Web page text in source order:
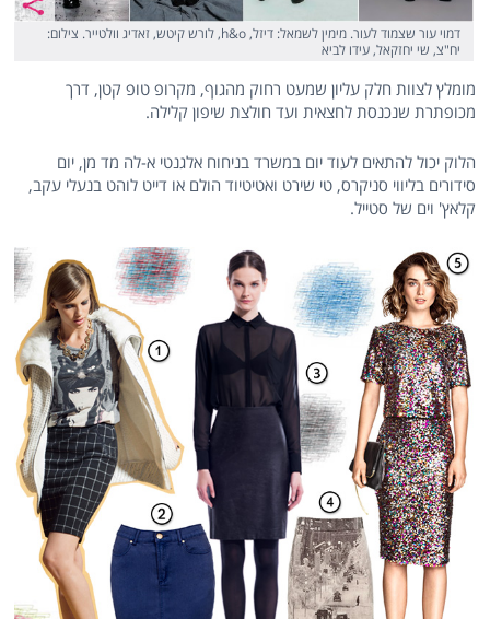
דמוי עור שצמוד לעור. מימין לשמאל: דיזל, h&o, לורש קיטש, זאדיג וולטייר. צילום:
יח"צ, שי יחזקאל, עידו לביא
מומלץ לצוות חלק עליון שמעט רחוק מהגוף, מקרופ טופ קטן, דרך
מכופתרת שנכנסת לחצאית ועד חולצת שיפון קלילה.
הלוק יכול להתאים לעוד יום במשרד בניחוח אלגנטי א-לה מד מן, יום
סידורים בליווי סניקרס, טי שירט ואטיטיוד הולם או דייט לוהט בנעלי עקב,
קלאץ' וים של סטייל.